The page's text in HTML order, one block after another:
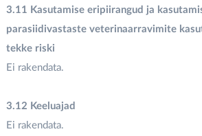
3.11 Kasutamise eripiirangud ja
parasiidivastaste veterinaarravimite
tekke riski
Ei rakendata.
3.12 Keeluajad
Ei rakendata.